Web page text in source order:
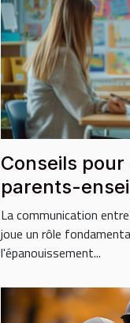
Conseils
parents-
constructives
La communication
joue un rôle
l'épanouissement...